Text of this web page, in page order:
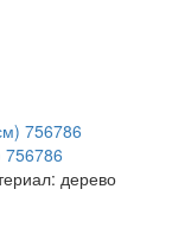
756786
дерево